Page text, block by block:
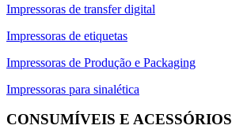
Impressoras de transfer digital
Impressoras de etiquetas
Impressoras de Produção e Packaging
Impressoras para sinalética
CONSUMÍVEIS E ACESSÓRIOS